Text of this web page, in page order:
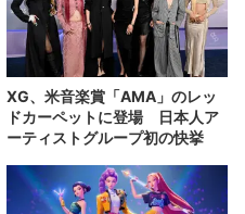
XG、米音楽賞「AMA」のレッ
ドカーペットに登場 日本人ア
ーティストグループ初の快挙